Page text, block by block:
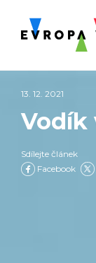
13. 12. 2021
Vodík
Sdílejte článek
Facebook